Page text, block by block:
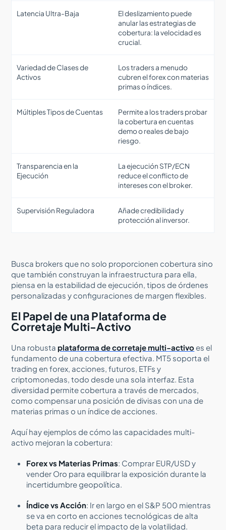
Latencia Ultra-Baja
El deslizamiento puede
anular las estrategias de
cobertura: la velocidad es
crucial.
Variedad de Clases de
Activos
Los traders a menudo
cubren el forex con materias
primas o índices.
Múltiples Tipos de Cuentas
Permite a los traders probar
la cobertura en cuentas
demo o reales de bajo
riesgo.
Transparencia en la
Ejecución
La ejecución STP/ECN
reduce el conflicto de
intereses con el broker.
Supervisión Reguladora
Añade credibilidad y
protección al inversor.
Busca brokers que no solo proporcionen cobertura sino
que también construyan la infraestructura para ella,
piensa en la estabilidad de ejecución, tipos de órdenes
personalizadas y configuraciones de margen flexibles.
El Papel de una Plataforma de
Corretaje Multi-Activo
Una robusta plataforma de corretaje multi-activo es el
fundamento de una cobertura efectiva. MT5 soporta el
trading en forex, acciones, futuros, ETFs y
criptomonedas, todo desde una sola interfaz. Esta
diversidad permite cobertura a través de mercados,
como compensar una posición de divisas con una de
materias primas o un índice de acciones.
Aquí hay ejemplos de cómo las capacidades multi-
activo mejoran la cobertura:
Forex vs Materias Primas: Comprar EUR/USD y
vender Oro para equilibrar la exposición durante la
incertidumbre geopolítica.
Índice vs Acción: Ir en largo en el S&P 500 mientras
se va en corto en acciones tecnológicas de alta
beta para reducir el impacto de la volatilidad.